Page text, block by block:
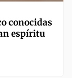
conocidas
espíritu